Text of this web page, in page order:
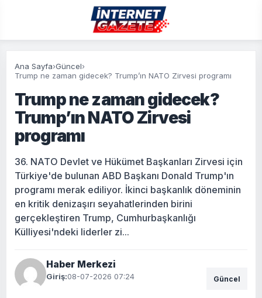
Ana Sayfa›Güncel›
Trump ne zaman gidecek? Trump’ın NATO Zirvesi programı
Trump ne zaman gidecek?
Trump’ın NATO Zirvesi
programı
36. NATO Devlet ve Hükümet Başkanları Zirvesi için
Türkiye'de bulunan ABD Başkanı Donald Trump'ın
programı merak ediliyor. İkinci başkanlık döneminin
en kritik denizaşırı seyahatlerinden birini
gerçekleştiren Trump, Cumhurbaşkanlığı
Külliyesi'ndeki liderler zi...
Haber Merkezi
Giriş:08-07-2026 07:24 Güncel